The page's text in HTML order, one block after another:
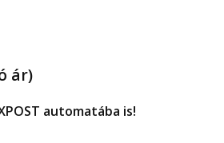
ár)
automatába is!